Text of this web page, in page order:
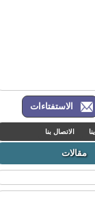
الاستفتاءات
الاتصال بنا
مقالات